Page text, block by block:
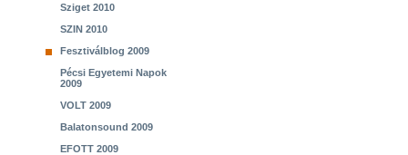
Sziget 2010
SZIN 2010
Fesztiválblog 2009
Pécsi Egyetemi Napok
2009
VOLT 2009
Balatonsound 2009
EFOTT 2009